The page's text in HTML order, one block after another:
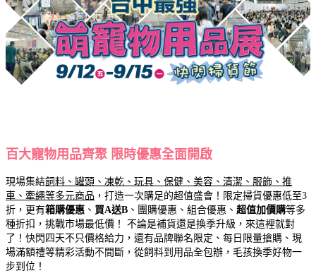
百大寵物用品齊聚 限時優惠全面開啟
現場集結飼料、罐頭、凍乾、玩具、保健、美容、清潔、服飾、推
車、牽繩等多元商品 ，打造一次購足的超值盛會！限定掃貨優惠低至3
折，更有箱購優惠 、 買A送B 、團購優惠、組合優惠、 超值加價購等多
種折扣，挑戰市場最低價！ 不論是補貨還是換季升級，來這裡就對
了！快閃四天不只價格給力，還有品牌聯名限定、每日限量搶購、現
場滿額禮等精彩活動不間斷，從飼料到用品全包辦，毛孩換季好物一
步到位！